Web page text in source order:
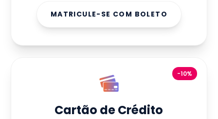
MATRICULE-SE COM BOLETO
-10%
Cartão de Crédito